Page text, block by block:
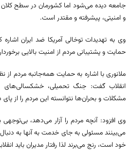
جامعه دیده می‌شود اما کشورمان در سطح
و امنیتی، پیشرفته و مقتدر است.
وی به تهدیدات توخالی آمریکا ضد ایران
حمایت و پشتیبانی مردم از امنیت بالایی
ملانوری با اشاره به حمایت همه‌جانبه مردم از
انقلاب گفت: جنگ تحمیلی، خشکسالی‌های
مشکلات و بحران‌ها نتوانسته این مردم را از پای
وی افزود: آنچه مردم را آزار می‌دهد،
می‌بینند مسئولی به جای خدمت به آنها به
خود است، رنج می‌برند لذا رفتار مدیران باید